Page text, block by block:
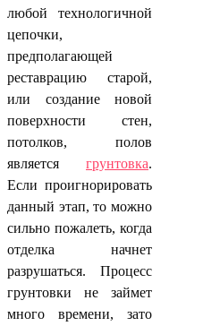
любой технологичной
цепочки,
предполагающей
реставрацию старой,
или создание новой
поверхности стен,
потолков, полов
является грунтовка.
Если проигнорировать
данный этап, то можно
сильно пожалеть, когда
отделка начнет
разрушаться. Процесс
грунтовки не займет
много времени, зато